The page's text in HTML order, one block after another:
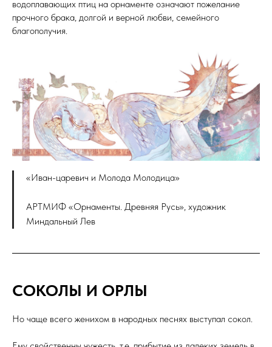
водоплавающих птиц на орнаменте означают пожелание
прочного брака, долгой и верной любви, семейного
благополучия.
«Иван-царевич и Молода Молодица»
АРТМИФ «Орнаменты. Древняя Русь», художник
Миндальный Лев
СОКОЛЫ И ОРЛЫ
Но чаще всего женихом в народных песнях выступал сокол.